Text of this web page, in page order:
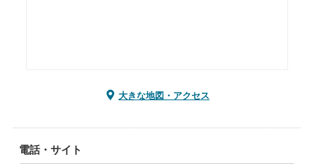
大きな地図・アクセス
電話・サイト